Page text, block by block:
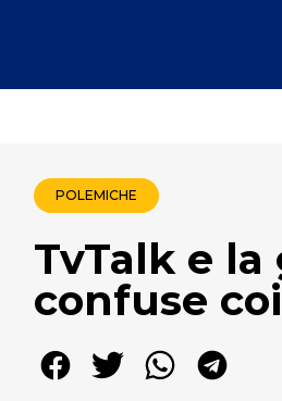
POLEMICHE
TvTalk e
confuse